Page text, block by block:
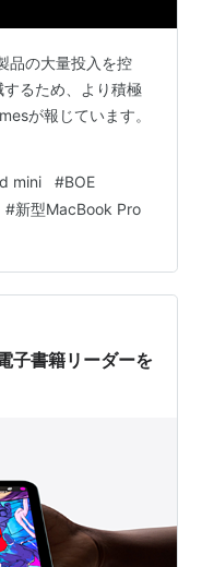
品の大量投入を控
るため、より積極
が報じています。
mini #BOE
#新型MacBook Pro
子書籍リーダーを